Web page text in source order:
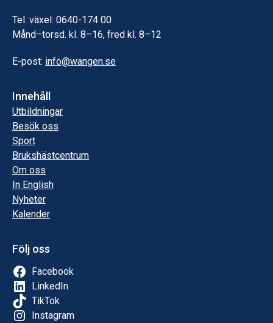
Tel. växel: 0640-174 00
Månd–torsd. kl. 8–16, fred kl. 8–12
E-post: info@wangen.se
Innehåll
Utbildningar
Besök oss
Sport
Brukshästcentrum
Om oss
In English
Nyheter
Kalender
Följ oss
Facebook
LinkedIn
TikTok
Instagram